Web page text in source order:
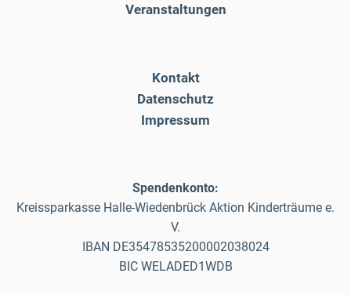
Veranstaltungen
Kontakt
Datenschutz
Impressum
Spendenkonto:
Kreissparkasse Halle-Wiedenbrück Aktion Kinderträume e.
V.
IBAN DE35478535200002038024
BIC WELADED1WDB